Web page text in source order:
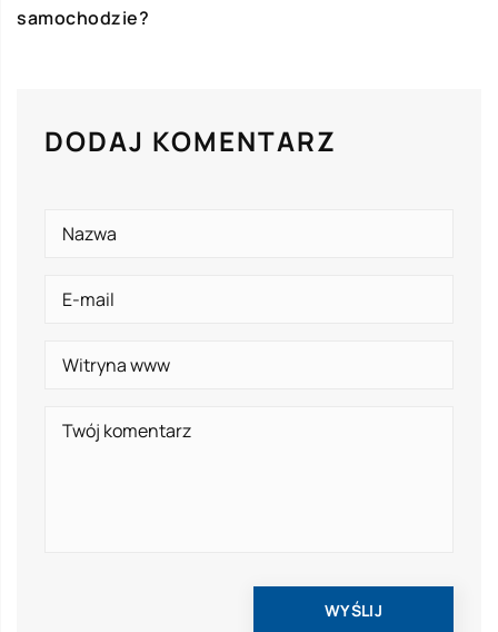
samochodzie?
DODAJ KOMENTARZ